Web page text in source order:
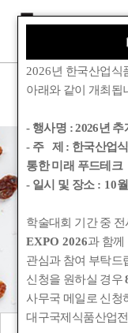
Korean
학술대회 안내
2026년 한국산업식
아래와 같이 개최됩
- 행사명 :2026년 추
- 주 제 : 한국산업
통한 미래 푸드테크
- 일시 및 장소 : 10월
학술대회 기간 중 전
EXPO 2026과 함
관심과 참여 부탁드
신청을 원하실 경우
사무국 메일로 신청
대구국제식품산업